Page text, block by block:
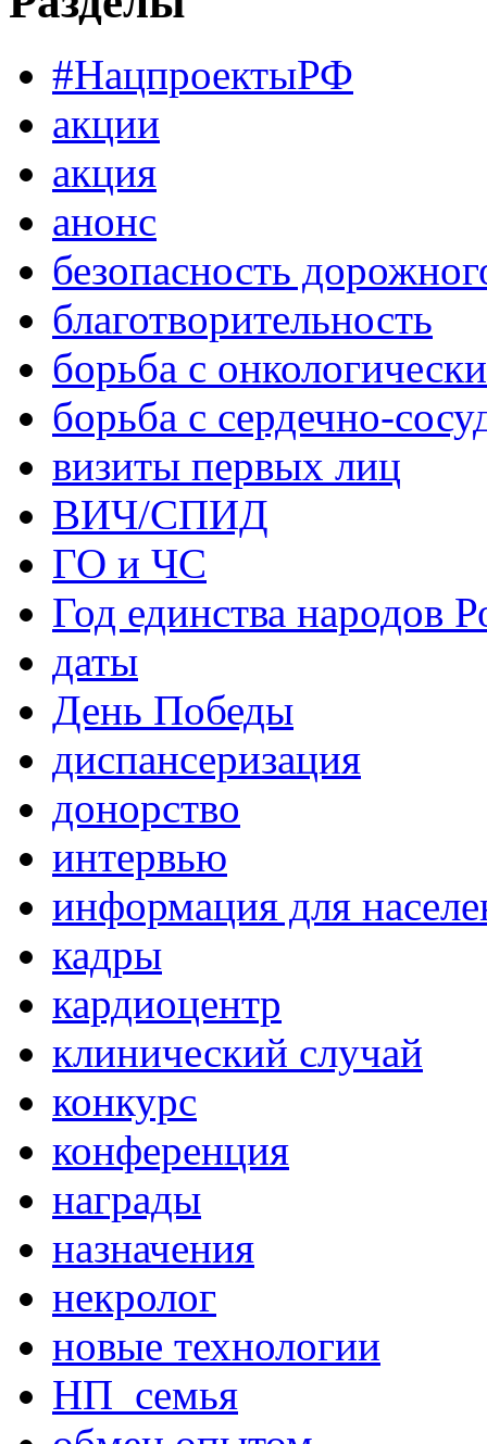
#НацпроектыРФ
акции
акция
анонс
безопасность
благотворительность
борьба с
борьба с сердечно-
визиты первых лиц
ВИЧ/СПИД
ГО и ЧС
Год единства народов
даты
День Победы
диспансеризация
донорство
интервью
информация для
кадры
кардиоцентр
клинический случай
конкурс
конференция
награды
назначения
некролог
новые технологии
НП_семья